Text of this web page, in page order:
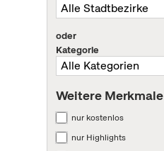
oder
Kategorie
Weitere Merkmale
nur kostenlos
nur Highlights